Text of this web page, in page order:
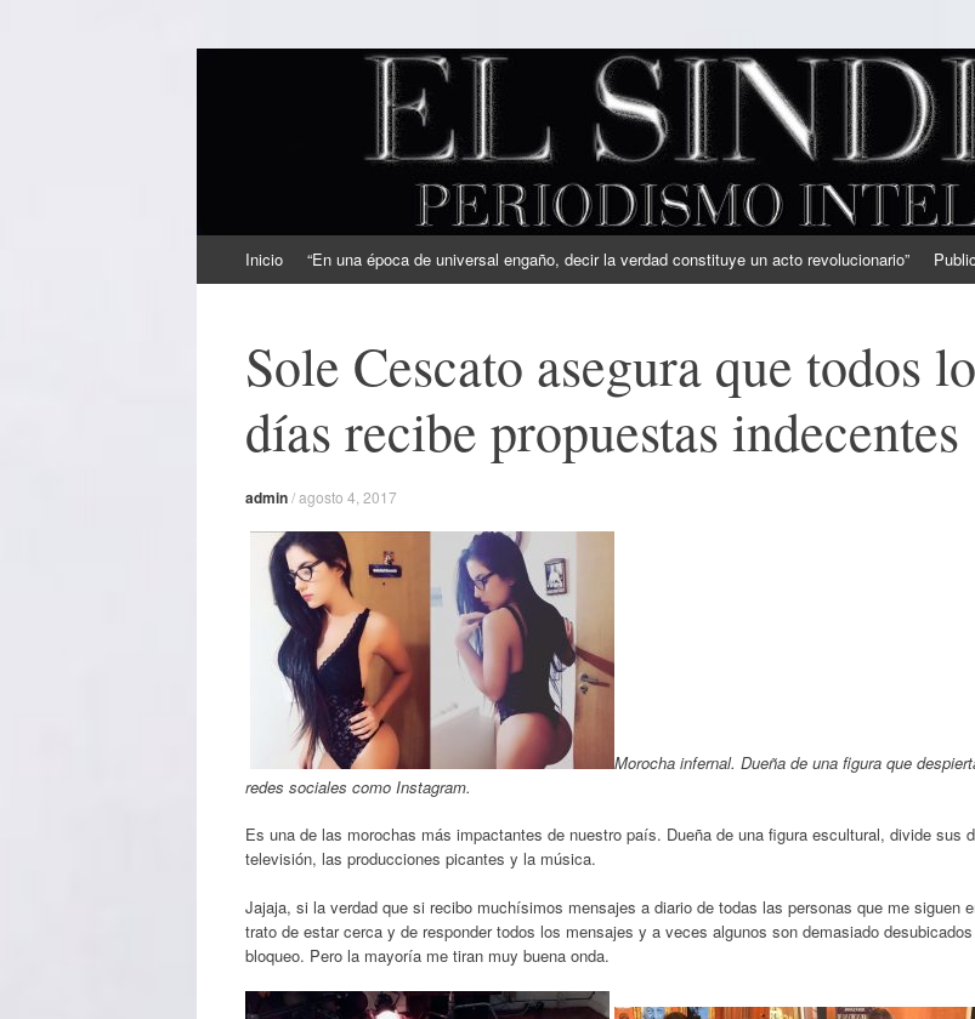
EL SINDICAL
Periodismo Inteligente
al
Inicio “En una época de universal engaño, decir la verdad constituye un acto revolucionario”
Sole Cescato asegura que todos
días recibe propuestas indecentes
admin/agosto 4, 2017
Morocha infernal. Dueña de una figura que
redes sociales como Instagram.
Es una de las morochas más impactantes de nuestro país. Dueña de una figura escultural, divide sus
televisión, las producciones picantes y la música.
Jajaja, si la verdad que si recibo muchísimos mensajes a diario de todas las personas que me siguen
trato de estar cerca y de responder todos los mensajes y a veces algunos son demasiado
bloqueo. Pero la mayoría me tiran muy buena onda.